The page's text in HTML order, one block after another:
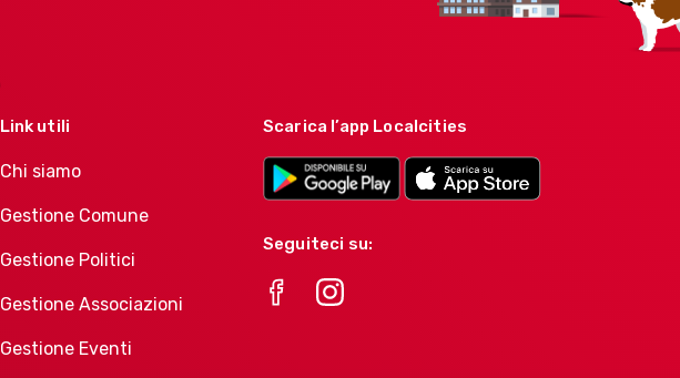
Link utili
Chi siamo
Gestione Comune
Gestione Politici
Gestione Associazioni
Gestione Eventi
Scarica l’app Localcities
Seguiteci su: